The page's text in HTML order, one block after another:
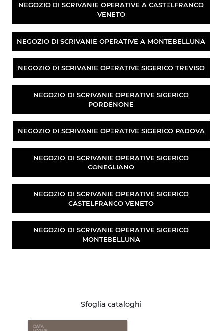
NEGOZIO DI SCRIVANIE OPERATIVE A CASTELFRANCO
VENETO
NEGOZIO DI SCRIVANIE OPERATIVE A MONTEBELLUNA
NEGOZIO DI SCRIVANIE OPERATIVE SIGERICO TREVISO
NEGOZIO DI SCRIVANIE OPERATIVE SIGERICO
PORDENONE
NEGOZIO DI SCRIVANIE OPERATIVE SIGERICO PADOVA
NEGOZIO DI SCRIVANIE OPERATIVE SIGERICO
CONEGLIANO
NEGOZIO DI SCRIVANIE OPERATIVE SIGERICO
CASTELFRANCO VENETO
NEGOZIO DI SCRIVANIE OPERATIVE SIGERICO
MONTEBELLUNA
Sfoglia cataloghi